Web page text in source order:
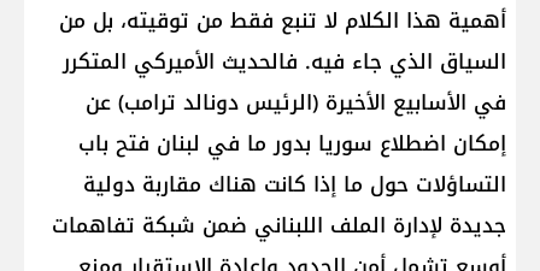
أهمية هذا الكلام لا تنبع فقط من توقيته، بل من
السياق الذي جاء فيه. فالحديث الأميركي المتكرر
في الأسابيع الأخيرة (الرئيس دونالد ترامب) عن
إمكان اضطلاع سوريا بدور ما في لبنان فتح باب
التساؤلات حول ما إذا كانت هناك مقاربة دولية
جديدة لإدارة الملف اللبناني ضمن شبكة تفاهمات